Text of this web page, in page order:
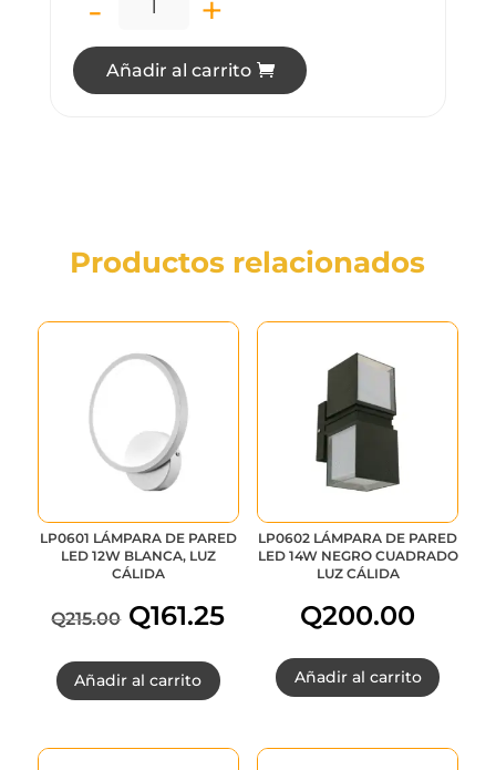
LP3710 LÁMPARA DE PARED LED
Añadir al carrito
Productos relacionados
LP0601 LÁMPARA DE PARED
LED 12W BLANCA, LUZ
CÁLIDA
Q215.00
precio
original
Q161.25
precio
actual
Añadir al carrito
LP0602 LÁMPARA DE PARED
LED 14W NEGRO CUADRADO
LUZ CÁLIDA
Q200.00
Añadir al carrito